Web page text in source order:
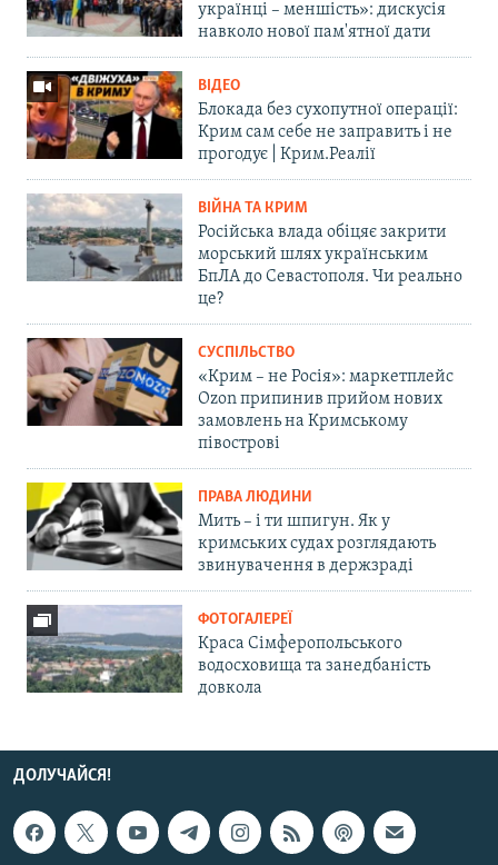
українці – меншість»: дискусія
навколо нової пам'ятної дати
ВІДЕО
Блокада без сухопутної операції:
Крим сам себе не заправить і не
прогодує | Крим.Реалії
ВІЙНА ТА КРИМ
Російська влада обіцяє закрити
морський шлях українським
БпЛА до Севастополя. Чи реально
це?
СУСПІЛЬСТВО
«Крим – не Росія»: маркетплейс
Ozon припинив прийом нових
замовлень на Кримському
півострові
ПРАВА ЛЮДИНИ
Мить – і ти шпигун. Як у
кримських судах розглядають
звинувачення в держзраді
ФОТОГАЛЕРЕЇ
Краса Сімферопольського
водосховища та занедбаність
довкола
ДОЛУЧАЙСЯ!